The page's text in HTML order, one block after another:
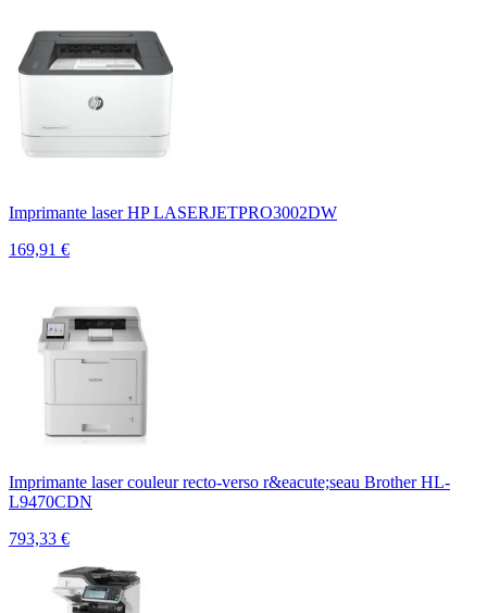
Imprimante laser HP LASERJETPRO3002DW
169,91 €
Imprimante laser couleur recto-verso r&eacute;seau Brother HL-
L9470CDN
793,33 €